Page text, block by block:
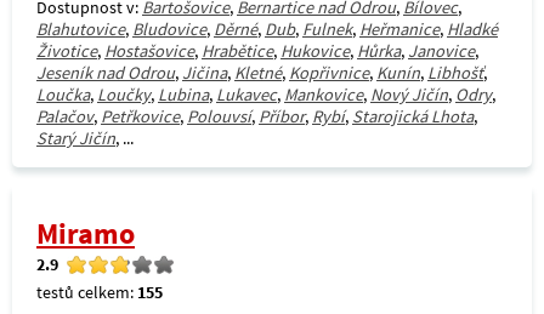
Dostupnost v: Bartošovice, Bernartice nad Odrou, Bílovec,
Blahutovice, Bludovice, Děrné, Dub, Fulnek, Heřmanice, Hladké
Životice, Hostašovice, Hrabětice, Hukovice, Hůrka, Janovice,
Jeseník nad Odrou, Jičina, Kletné, Kopřivnice, Kunín, Libhošť,
Loučka, Loučky, Lubina, Lukavec, Mankovice, Nový Jičín, Odry,
Palačov, Petřkovice, Polouvsí, Příbor, Rybí, Starojická Lhota,
Starý Jičín, ...
Miramo
2.9
testů celkem: 155